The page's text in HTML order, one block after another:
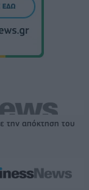
την απόκτηση του